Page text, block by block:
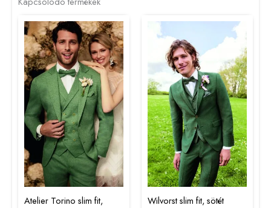
Atelier Torino slim fit,
Wilvorst slim fit, sötét